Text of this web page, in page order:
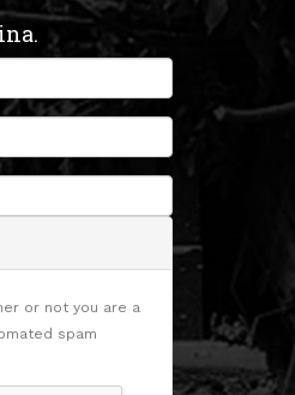
or not you are a
spam